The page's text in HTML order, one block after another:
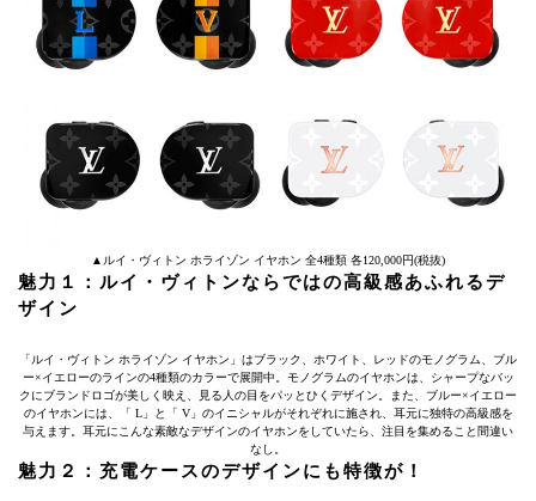
▲ルイ・ヴィトン ホライゾン イヤホン 全4種類 各120,000円(税抜)
魅力１：ルイ・ヴィトンならではの高級感あふれるデ
ザイン
「ルイ・ヴィトン ホライゾン イヤホン」はブラック、ホワイト、レッドのモノグラム、ブル
ー×イエローのラインの4種類のカラーで展開中。モノグラムのイヤホンは、シャープなバッ
クにブランドロゴが美しく映え、見る人の目をパッとひくデザイン。また、ブルー×イエロー
のイヤホンには、「 L」と「 V」のイニシャルがそれぞれに施され、耳元に独特の高級感を
与えます。耳元にこんな素敵なデザインのイヤホンをしていたら、注目を集めること間違い
なし。
魅力２：充電ケースのデザインにも特徴が！